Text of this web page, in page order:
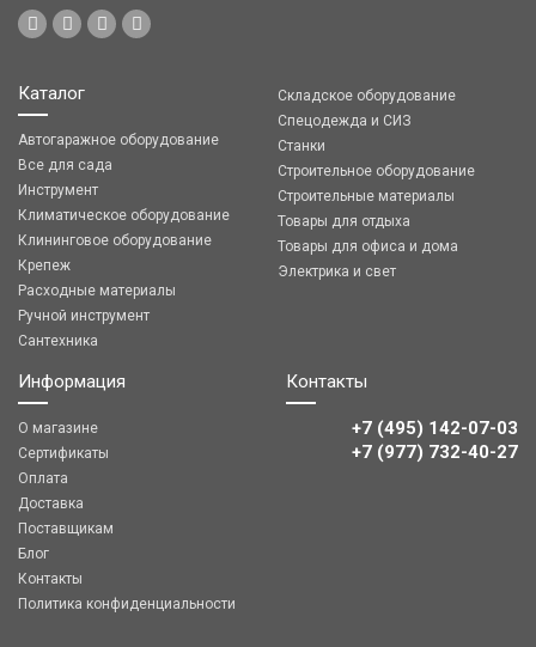
Каталог
Автогаражное оборудование
Все для сада
Инструмент
Климатическое оборудование
Клининговое оборудование
Крепеж
Расходные материалы
Ручной инструмент
Сантехника
Складское оборудование
Спецодежда и СИЗ
Станки
Строительное оборудование
Строительные материалы
Товары для отдыха
Товары для офиса и дома
Электрика и свет
Информация
О магазине
Сертификаты
Оплата
Доставка
Поставщикам
Блог
Контакты
Политика конфиденциальности
Контакты
+7 (495) 142-07-03
‎‎+7 (977) 732-40-27